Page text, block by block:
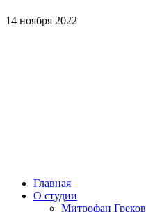
14 ноября 2022
Главная
О студии
Митрофан Греков